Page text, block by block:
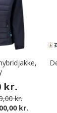
kr.
kr.
kr.